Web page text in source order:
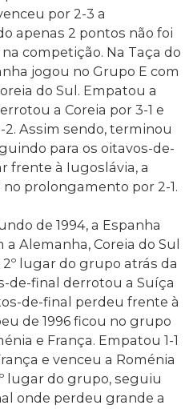
por 2-3 a
apenas 2 pontos não foi
competição. Na Taça do
jogou no Grupo E com
do Sul. Empatou a
a Coreia por 3-1 e
2. Assim sendo, terminou
para os oitavos-de-
frente à Iugoslávia, a
prolongamento por 2-1.
de 1994, a Espanha
Alemanha, Coreia do Sul
lugar do grupo atrás da
de-final derrotou a Suíça
de-final perdeu frente à
de 1996 ficou no grupo
e França. Empatou 1-1
e venceu a Roménia
lugar do grupo, seguiu
onde perdeu grande a